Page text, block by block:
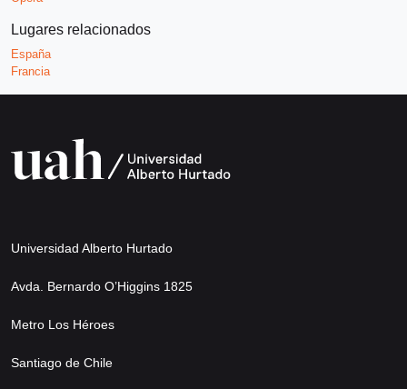
Lugares relacionados
España
Francia
Universidad Alberto Hurtado
Avda. Bernardo O’Higgins 1825
Metro Los Héroes
Santiago de Chile